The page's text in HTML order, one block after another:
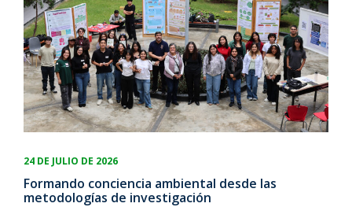
24 DE JULIO DE 2026
Formando conciencia ambiental desde las
metodologías de investigación